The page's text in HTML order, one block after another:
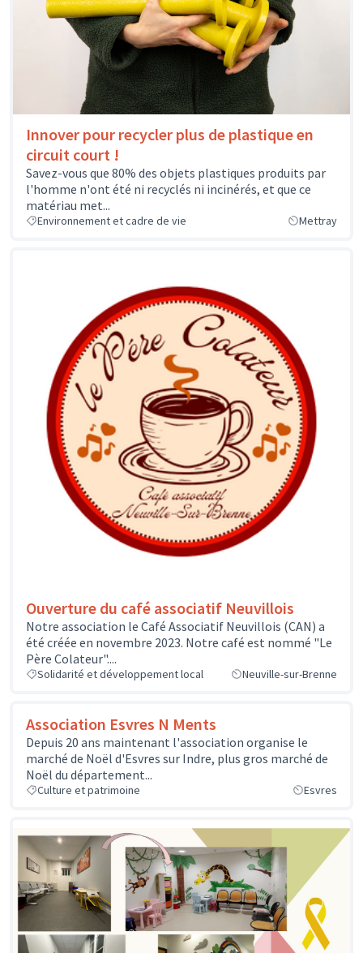
Innover pour recycler plus de plastique en
circuit court !
Savez-vous que 80% des objets plastiques produits par
l'homme n'ont été ni recyclés ni incinérés, et que ce
matériau met...
Environnement et cadre de vie Mettray
Ouverture du café associatif Neuvillois
Notre association le Café Associatif Neuvillois (CAN) a
été créée en novembre 2023. Notre café est nommé "Le
Père Colateur"....
Solidarité et développement local Neuville-sur-Brenne
Association Esvres N Ments
Depuis 20 ans maintenant l'association organise le
marché de Noël d'Esvres sur Indre, plus gros marché de
Noël du département...
Culture et patrimoine Esvres